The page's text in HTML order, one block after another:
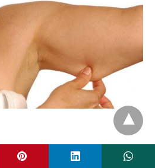
o acúmulo de Gorduras